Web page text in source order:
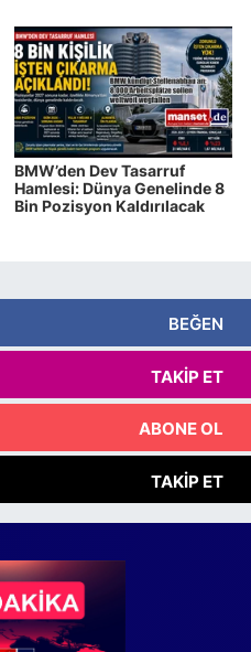
BMW’den Dev Tasarruf
Hamlesi: Dünya Genelinde 8
Bin Pozisyon Kaldırılacak
BEĞEN
TAKIP ET
ABONE OL
TAKIP ET